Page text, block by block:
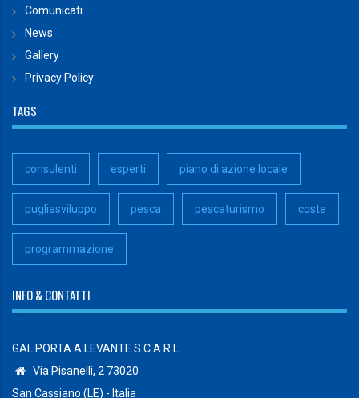
Comunicati
News
Gallery
Privacy Policy
TAGS
consulenti esperti piano di azione locale
pugliasviluppo pesca pescaturismo coste
programmazione
INFO & CONTATTI
GAL PORTA A LEVANTE S.C.A.R.L.
Via Pisanelli, 2 73020
San Cassiano (LE) - Italia